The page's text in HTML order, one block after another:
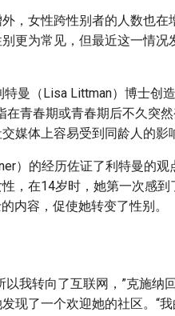
，女性跨性别者的人数也在
更为常见，但最近这一情况
曼（Lisa Littman）博士创
青春期或青春期后不久突然
媒体上容易受到同龄人的影
）的经历佐证了利特曼的
，在14岁时，她第一次感到
内容，促使她转变了性别。
我转向了互联网，”克施纳
现了一个欢迎她的社区。“